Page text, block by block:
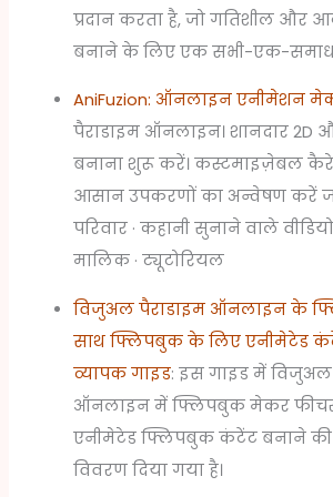
प्रदान करता है, जो गतिशील और
बनाने के लिए एक सभी-एक-
AniFuzion: ऑनलाइन एनीमेशन
पैराडाइम ऑनलाइन। शानदार 2D
बनाना शुरू करें। कस्टमाइज़ेबल
आसान उपकरणों का अन्वेषण करें
परिवार · कहानी सुनाने वाले
मालिक · ट्यूटोरियल
विजुअल पैराडाइम ऑनलाइन के
साथ फ्लिपबुक के लिए एनीमेटेड
व्यापक गाइड: इस गाइड में विजुअल
ऑनलाइन में फ्लिपबुक मेकर
एनीमेटेड फ्लिपबुक कंटेंट बनाने की
विवरण दिया गया है।